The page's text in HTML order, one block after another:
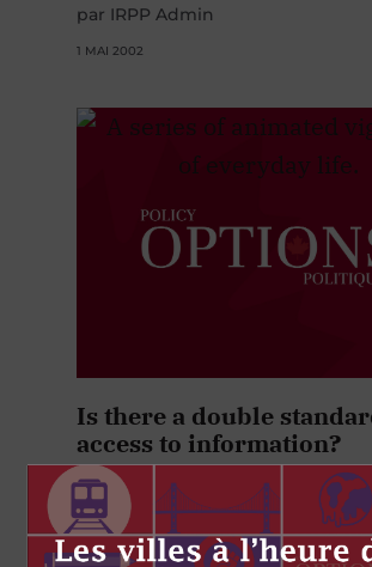
par IRPP Admin
1 MAI 2002
Is there a double
access to information?
par IRPP Admin
1 MAI 2002